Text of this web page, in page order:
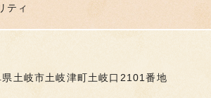
ティ
土岐市土岐津町土岐口2101番地